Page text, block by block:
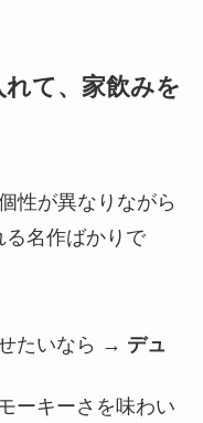
て、家飲みを
性が異なりながら
る名作ばかりで
たいなら → デュ
ーキーさを味わい